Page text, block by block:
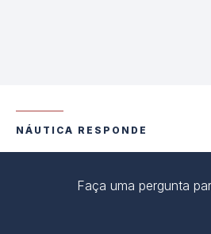
NÁUTICA RESPONDE
Faça uma pergunta